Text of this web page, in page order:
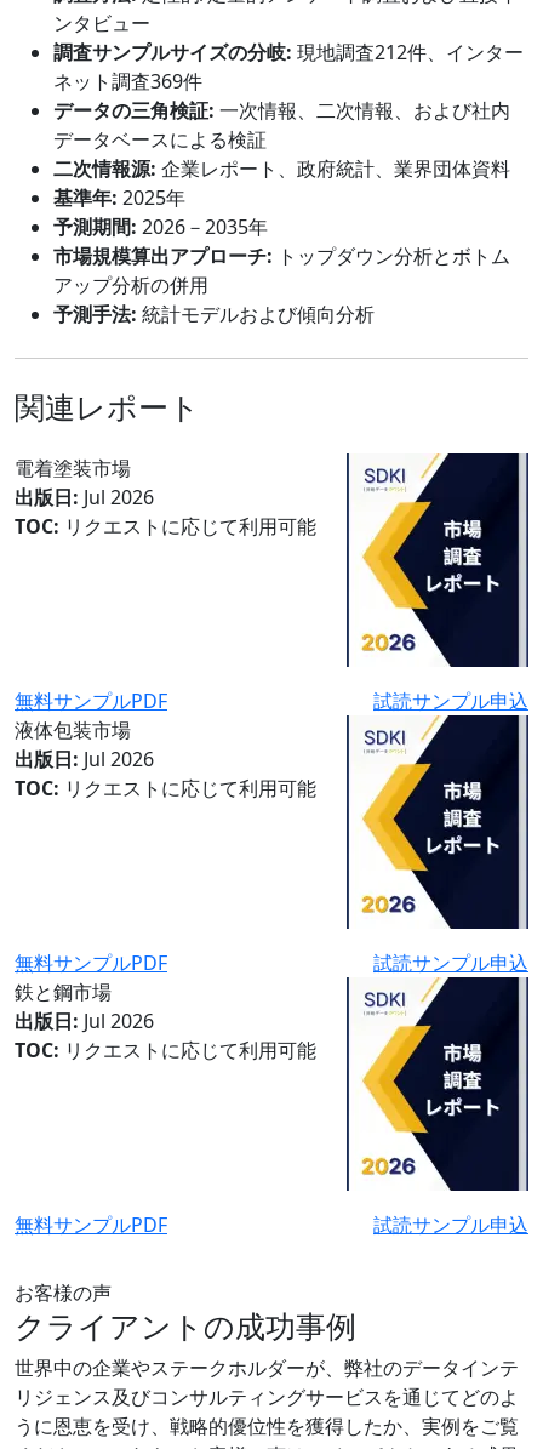
ンタビュー
調査サンプルサイズの分岐: 現地調査212件、インター
ネット調査369件
データの三角検証: 一次情報、二次情報、および社内
データベースによる検証
二次情報源: 企業レポート、政府統計、業界団体資料
基準年: 2025年
予測期間: 2026－2035年
市場規模算出アプローチ: トップダウン分析とボトム
アップ分析の併用
予測手法: 統計モデルおよび傾向分析
関連レポート
電着塗装市場
出版日: Jul 2026
TOC: リクエストに応じて利用可能
無料サンプルPDF
試読サンプル申込
液体包装市場
出版日: Jul 2026
TOC: リクエストに応じて利用可能
無料サンプルPDF
試読サンプル申込
鉄と鋼市場
出版日: Jul 2026
TOC: リクエストに応じて利用可能
無料サンプルPDF 試読サンプル申込
お客様の声
クライアントの成功事例
世界中の企業やステークホルダーが、弊社のデータインテ
リジェンス及びコンサルティングサービスを通じてどのよ
うに恩恵を受け、戦略的優位性を獲得したか、実例をご覧